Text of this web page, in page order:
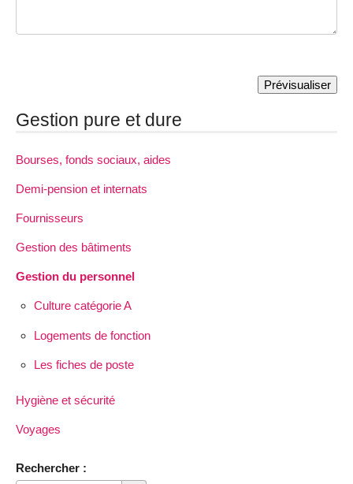
Gestion pure et dure
Bourses, fonds sociaux, aides
Demi-pension et internats
Fournisseurs
Gestion des bâtiments
Gestion du personnel
Culture catégorie A
Logements de fonction
Les fiches de poste
Hygiène et sécurité
Voyages
Rechercher :